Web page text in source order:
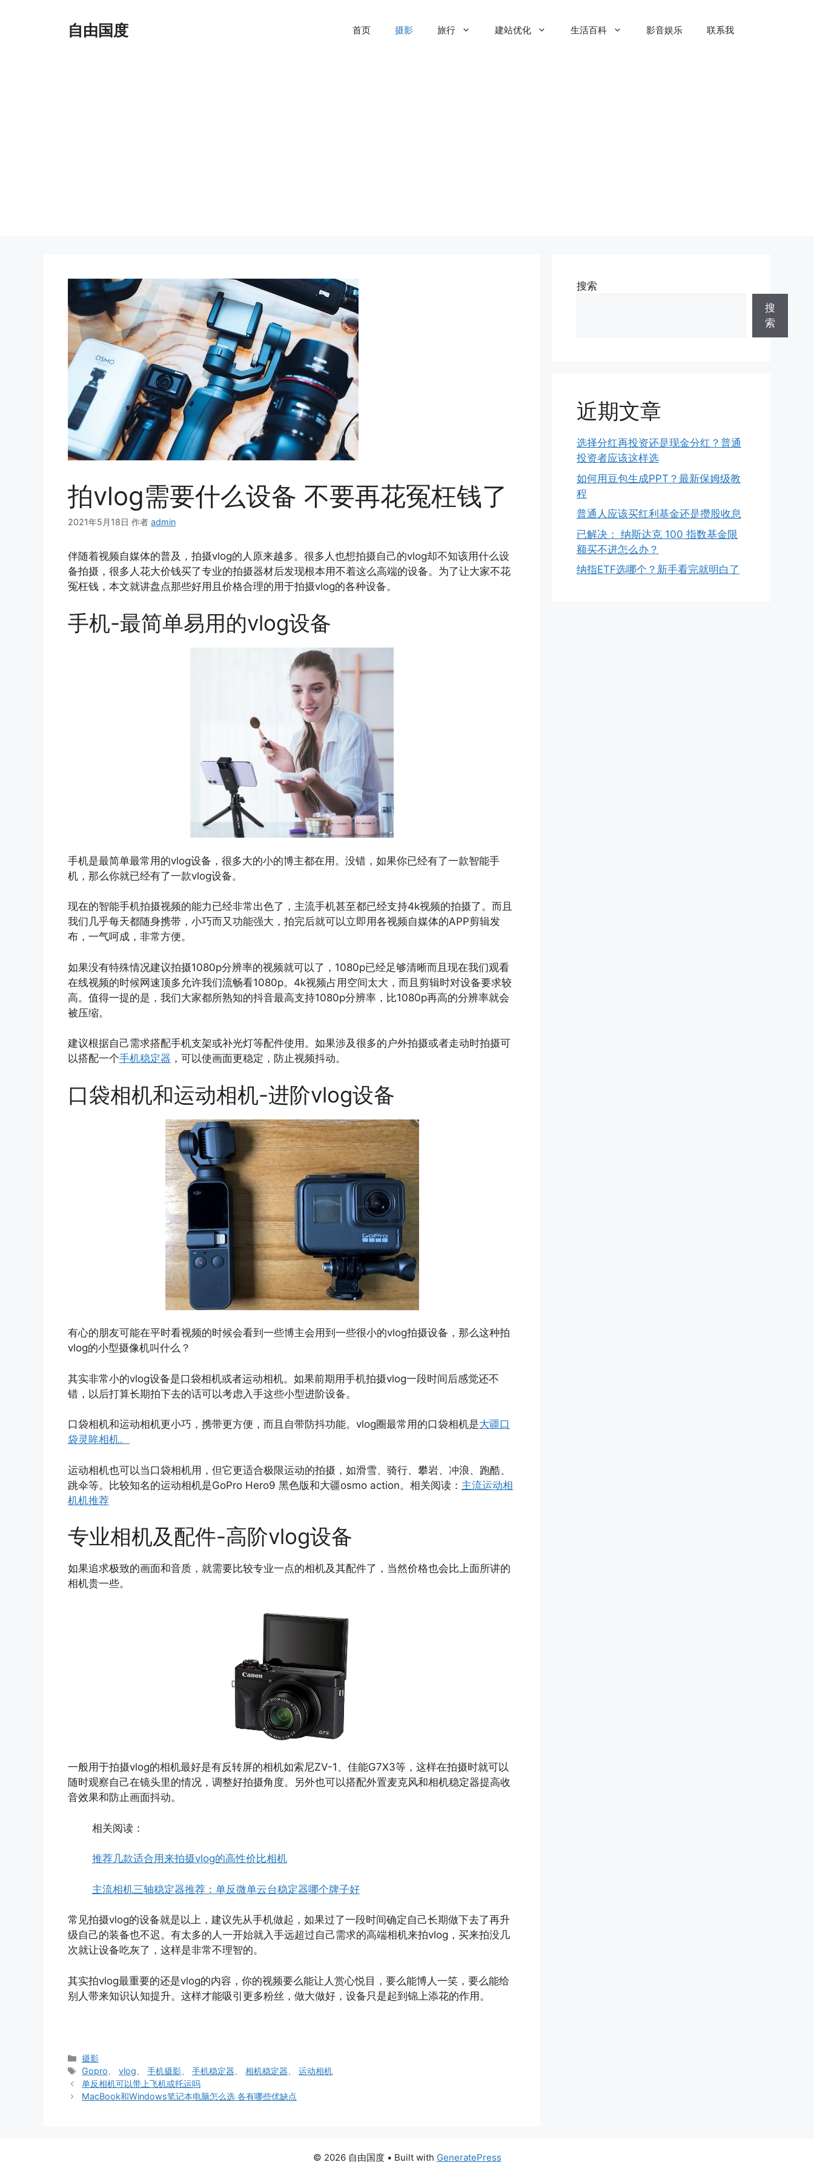
自由国度 首页 摄影 旅行 建站优化 生活百科 影音娱乐 联系我
拍vlog需要什么设备 不要再花冤枉钱了
2021年5月18日 作者 admin
伴随着视频自媒体的普及，拍摄vlog的人原来越多。很多人也想拍摄自己的vlog却不知该用什么设
备拍摄，很多人花大价钱买了专业的拍摄器材后发现根本用不着这么高端的设备。为了让大家不花
冤枉钱，本文就讲盘点那些好用且价格合理的用于拍摄vlog的各种设备。
手机-最简单易用的vlog设备
手机是最简单最常用的vlog设备，很多大的小的博主都在用。没错，如果你已经有了一款智能手
机，那么你就已经有了一款vlog设备。
现在的智能手机拍摄视频的能力已经非常出色了，主流手机甚至都已经支持4k视频的拍摄了。而且
我们几乎每天都随身携带，小巧而又功能强大，拍完后就可以立即用各视频自媒体的APP剪辑发
布，一气呵成，非常方便。
如果没有特殊情况建议拍摄1080p分辨率的视频就可以了，1080p已经足够清晰而且现在我们观看
在线视频的时候网速顶多允许我们流畅看1080p。4k视频占用空间太大，而且剪辑时对设备要求较
高。值得一提的是，我们大家都所熟知的抖音最高支持1080p分辨率，比1080p再高的分辨率就会
被压缩。
建议根据自己需求搭配手机支架或补光灯等配件使用。如果涉及很多的户外拍摄或者走动时拍摄可
以搭配一个手机稳定器 ，可以使画面更稳定，防止视频抖动。
口袋相机和运动相机-进阶vlog设备
有心的朋友可能在平时看视频的时候会看到一些博主会用到一些很小的vlog拍摄设备，那么这种拍
vlog的小型摄像机叫什么？
其实非常小的vlog设备是口袋相机或者运动相机。如果前期用手机拍摄vlog一段时间后感觉还不
错，以后打算长期拍下去的话可以考虑入手这些小型进阶设备。
口袋相机和运动相机更小巧，携带更方便，而且自带防抖功能。vlog圈最常用的口袋相机是大疆口
袋灵眸相机。
运动相机也可以当口袋相机用，但它更适合极限运动的拍摄，如滑雪、骑行、攀岩、冲浪、跑酷、
跳伞等。比较知名的运动相机是GoPro Hero9 黑色版和大疆osmo action。相关阅读： 主流运动相
机机推荐
专业相机及配件-高阶vlog设备
如果追求极致的画面和音质，就需要比较专业一点的相机及其配件了，当然价格也会比上面所讲的
相机贵一些。
一般用于拍摄vlog的相机最好是有反转屏的相机如索尼ZV-1、佳能G7X3等，这样在拍摄时就可以
随时观察自己在镜头里的情况，调整好拍摄角度。另外也可以搭配外置麦克风和相机稳定器提高收
音效果和防止画面抖动。
相关阅读：
推荐几款适合用来拍摄vlog的高性价比相机
主流相机三轴稳定器推荐：单反微单云台稳定器哪个牌子好
常见拍摄vlog的设备就是以上，建议先从手机做起，如果过了一段时间确定自己长期做下去了再升
级自己的装备也不迟。有太多的人一开始就入手远超过自己需求的高端相机来拍vlog，买来拍没几
次就让设备吃灰了，这样是非常不理智的。
其实拍vlog最重要的还是vlog的内容，你的视频要么能让人赏心悦目，要么能博人一笑，要么能给
别人带来知识认知提升。这样才能吸引更多粉丝，做大做好，设备只是起到锦上添花的作用。
分
类
摄影
标
签
Gopro 、vlog 、手机摄影 、手机稳定器 、相机稳定器 、运动相机
单反相机可以带上飞机或托运吗
MacBook和Windows笔记本电脑怎么选 各有哪些优缺点
搜索
搜
索
近期文章
选择分红再投资还是现金分红？普通
投资者应该这样选
如何用豆包生成PPT？最新保姆级教
程
普通人应该买红利基金还是攒股收息
已解决： 纳斯达克 100 指数基金限
额买不进怎么办？
纳指ETF选哪个？新手看完就明白了
© 2026 自由国度• Built with GeneratePress